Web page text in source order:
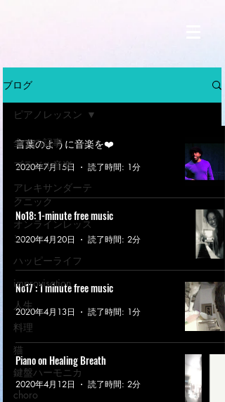
ブログ
全ての記事
ブラジル音楽
アレキサンダーテ
クニック
オンラインレッス
ン
ハッピーライフ
improvisation
人生
料理
猫
鍵盤ハーモニカ
choro
ピアノレッスン
言葉のように音楽を❤️
2020年7月15日 読了時間: 1分
No18: 1-minute free music
2020年4月20日 読了時間: 2分
No17 : 1 minute free music
2020年4月13日 読了時間: 1分
Piano on Healing Breath
2020年4月12日 読了時間: 2分